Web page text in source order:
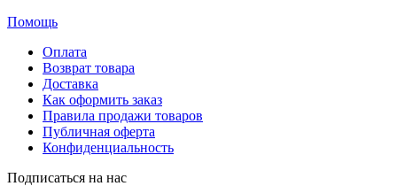
Помощь
Оплата
Возврат товара
Доставка
Как оформить заказ
Правила продажи товаров
Публичная оферта
Конфиденциальность
Подписаться на нас